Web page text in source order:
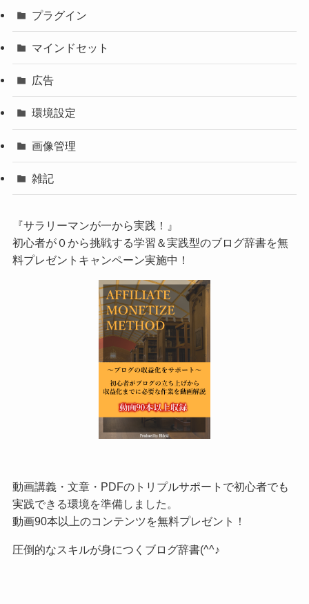
プラグイン
マインドセット
広告
環境設定
画像管理
雑記
『サラリーマンが一から実践！』
初心者が０から挑戦する学習＆実践型のブログ辞書を無
料プレゼントキャンペーン実施中！
動画講義・文章・PDFのトリプルサポートで初心者でも
実践できる環境を準備しました。
動画90本以上のコンテンツを無料プレゼント！
圧倒的なスキルが身につくブログ辞書(^^♪